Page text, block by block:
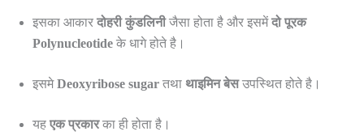
इसका आकार दोहरी कुंडलिनीजैसा होता है और इसमेंदो पूरक
Polynucleotide के धागे होते है।
इसमेDeoxyribose sugar तथा थाइमिन बेसउपस्थित होते है।
यह एक प्रकारका ही होता है।